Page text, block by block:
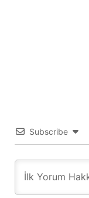
Subscribe